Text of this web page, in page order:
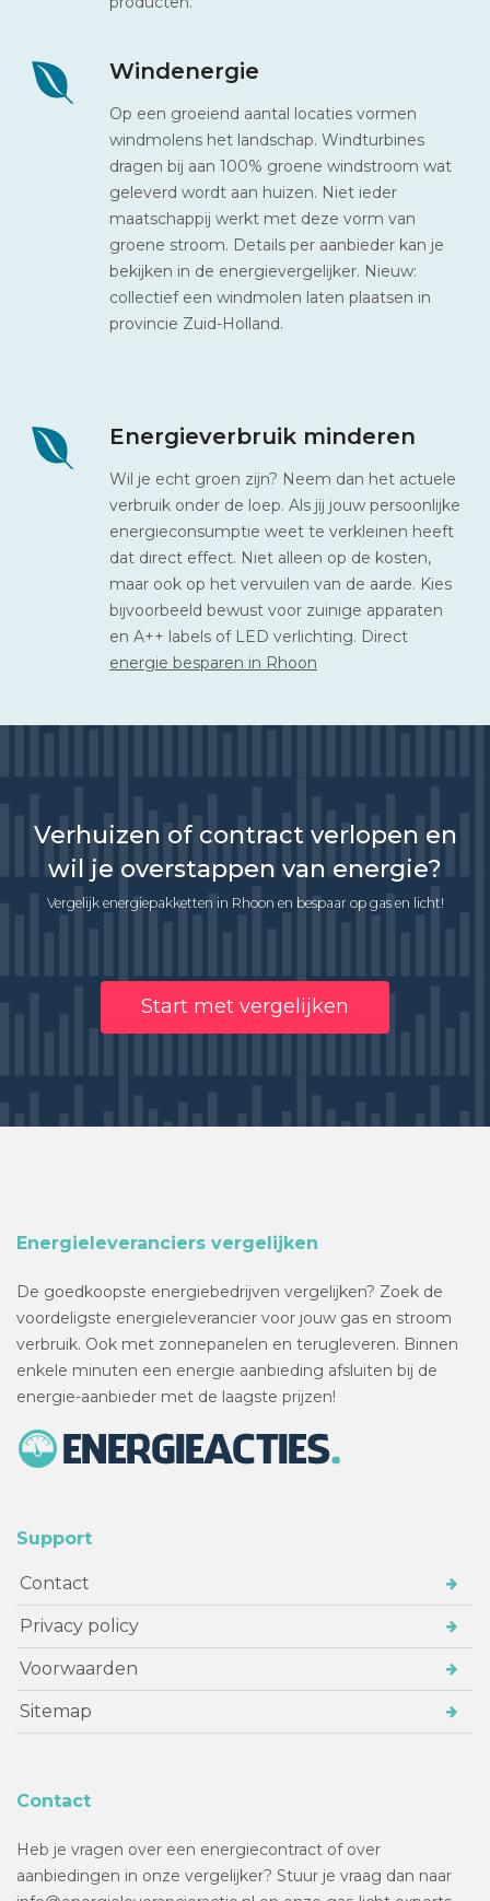
Windenergie
Op een groeiend aantal locaties vormen
windmolens het landschap. Windturbines
dragen bij aan 100% groene windstroom wat
geleverd wordt aan huizen. Niet ieder
maatschappij werkt met deze vorm van
groene stroom. Details per aanbieder kan je
bekijken in de energievergelijker. Nieuw:
collectief een windmolen laten plaatsen in
provincie Zuid-Holland.
Energieverbruik minderen
Wil je echt groen zijn? Neem dan het actuele
verbruik onder de loep. Als jij jouw persoonlijke
energieconsumptie weet te verkleinen heeft
dat direct effect. Niet alleen op de kosten,
maar ook op het vervuilen van de aarde. Kies
bijvoorbeeld bewust voor zuinige apparaten
en A++ labels of LED verlichting. Direct
energie besparen in Rhoon
Verhuizen of contract verlopen en
wil je overstappen van energie?
Vergelijk energiepakketten in Rhoon en bespaar op gas en licht!
Start met vergelijken
Energieleveranciers vergelijken
De goedkoopste energiebedrijven vergelijken? Zoek de
voordeligste energieleverancier voor jouw gas en stroom
verbruik. Ook met zonnepanelen en terugleveren. Binnen
enkele minuten een energie aanbieding afsluiten bij de
energie-aanbieder met de laagste prijzen!
Support
Contact
Privacy policy
Voorwaarden
Sitemap
Contact
Heb je vragen over een energiecontract of over
aanbiedingen in onze vergelijker? Stuur je vraag dan naar